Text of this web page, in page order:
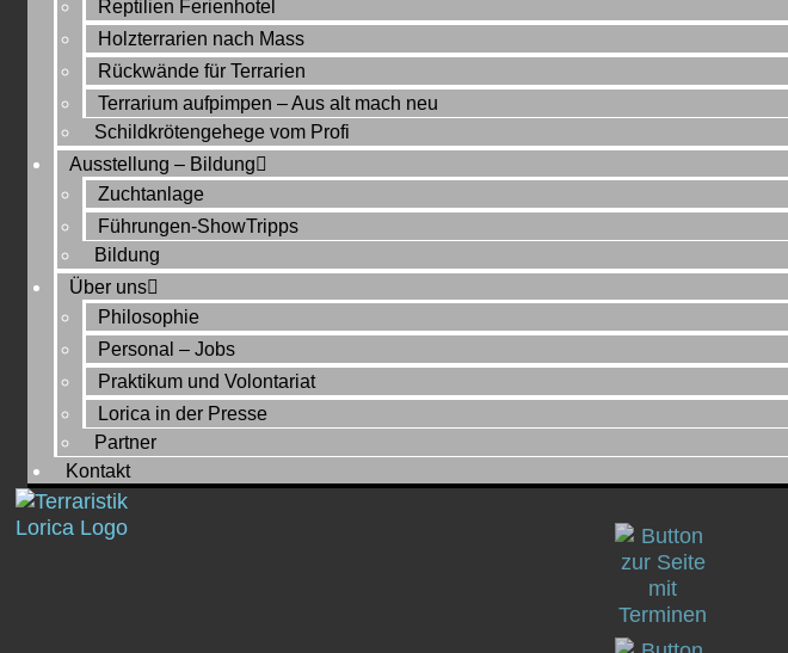
Reptilien Ferienhotel
Holzterrarien nach Mass
Rückwände für Terrarien
Terrarium aufpimpen – Aus alt mach neu
Schildkrötengehege vom Profi
Ausstellung – Bildung
Zuchtanlage
Führungen-ShowTripps
Bildung
Über uns
Philosophie
Personal – Jobs
Praktikum und Volontariat
Lorica in der Presse
Partner
Kontakt